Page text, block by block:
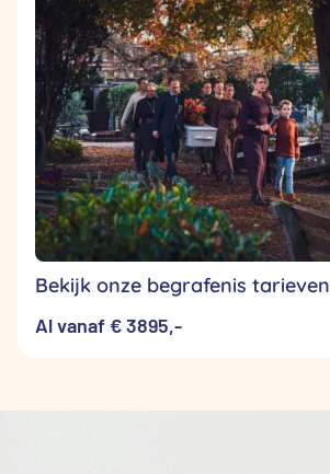
Bekijk onze begrafenis tarieven
Al vanaf € 3895,-